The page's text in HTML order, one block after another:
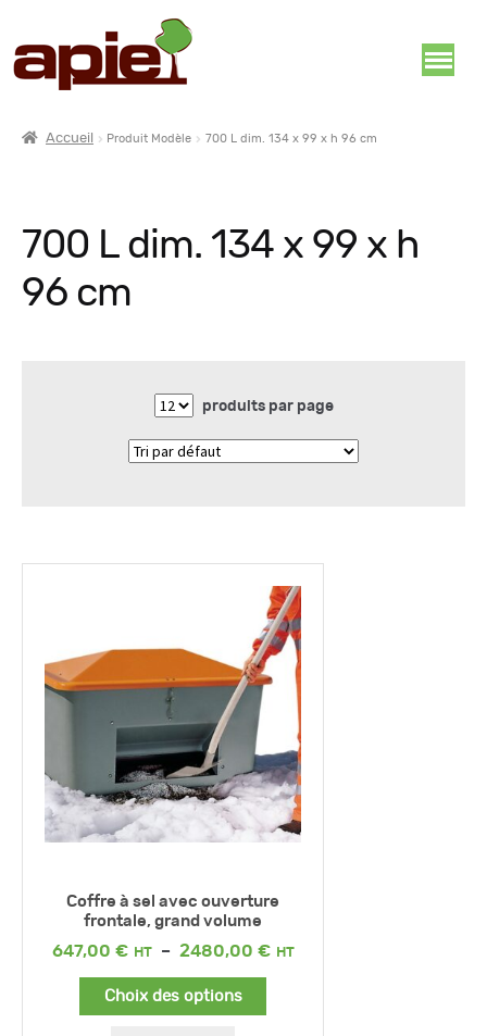
Accueil Produit Modèle 700 L dim. 134 x 99 x h 96 cm
700 L dim. 134 x 99 x h
96 cm
produits par page
Coffre à sel avec ouverture
frontale, grand volume
647,00 € – 2480,00 €
Plage
Choix des options